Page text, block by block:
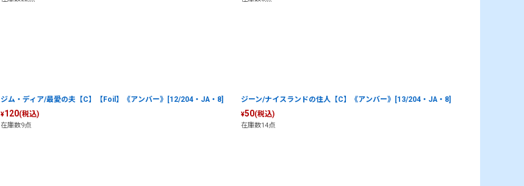
ジム・ディア/最愛の夫【C】【Foil】《アンバー》[12/204・JA・8]
¥120(税込)
在庫数9点
ジーン/ナイスランドの住人【C】《アンバー》[13/204・JA・8]
¥50(税込)
在庫数14点